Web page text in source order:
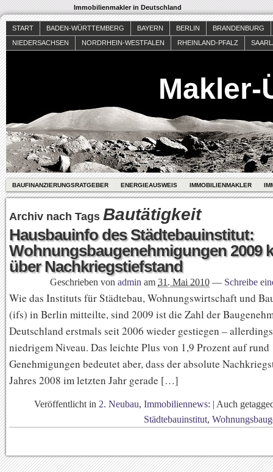
Immobilienmakler in Deutschland
START BADEN-WÜRTTEMBERG BAYERN BERLIN
BRANDENBURG
NIEDERSACHSEN
NORDRHEIN-WESTFALEN RHEINLAND-PFALZ
Makler-
BAUFINANZIERUNGSRATGEBER ENERGIEAUSWEIS IMMOBILIENMAKLER
Archiv nach Tags Bautätigkeit
Hausbauinfo des Städtebauinstitut:
Wohnungsbaugenehmigungen 2009
über Nachkriegstiefstand
Geschrieben von admin am 31. Mai 2010 — Schreibe
Wie das Instituts für Städtebau, Wohnungswirtschaft und
(ifs) in Berlin mitteilte, sind 2009 ist die Zahl der
Deutschland erstmals seit 2006 wieder gestiegen –
niedrigem Niveau. Das leichte Plus von 1,9 Prozent auf rund
Genehmigungen bedeutet aber, dass der absolute
Jahres 2008 im letzten Jahr gerade […]
Veröffentlicht in 2. Neubau, Immobiliennews: | Auch
Städtebauinstitut,